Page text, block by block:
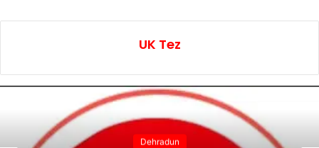
UK Tez
Dehradun